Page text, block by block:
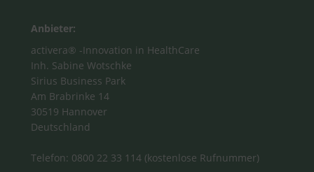
Anbieter:
activera® -Innovation in HealthCare
Inh. Sabine Wotschke
Sirius Business Park
Am Brabrinke 14
30519 Hannover
Deutschland
Telefon: 0800 22 33 114 (kostenlose Rufnummer)